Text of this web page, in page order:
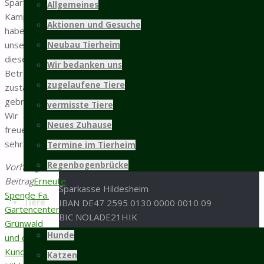
Allgemeines
Aktionen und Gesuche
Neubau Tierheim
Wir bedanken uns
zugelaufene Tiere
vermisste Tiere
Neues Zuhause
Termine im Tierheim
Regenbogenbrücke
Tiere
Hunde
Katzen
Kampfsport
haben für
unsere Tiere
diesen
Betrag
zustande
gebracht.
Wir alle
freuen uns
sehr.
Vorheriger
BeitragErneute
Spende Fa.
Gartencenter
Grünwald
und dessen
Kund:innen in
05121 / 9 57 57 - 0
05121 / 9 57 57 - 99
info@tierschutz-hildesheim.de
Impressum und Datenschutz
Spenden
Spenden an den Tierschutz Hildesheim bitte an
folgende Bankverbindung:
Sparkasse Hildesheim
IBAN DE47 2595 0130 0000 0010 09
BIC NOLADE21HIK